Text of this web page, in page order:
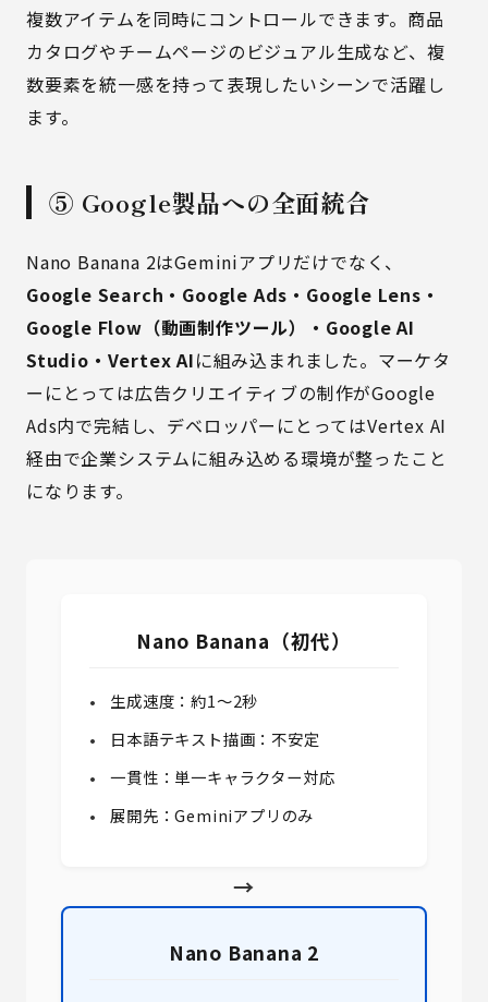
複数アイテムを同時にコントロールできます。商品
カタログやチームページのビジュアル生成など、複
数要素を統一感を持って表現したいシーンで活躍し
ます。
⑤ Google製品への全面統合
Nano Banana 2はGeminiアプリだけでなく、
Google Search・Google Ads・Google Lens・
Google Flow（動画制作ツール）・Google AI
Studio・Vertex AIに組み込まれました。マーケタ
ーにとっては広告クリエイティブの制作がGoogle
Ads内で完結し、デベロッパーにとってはVertex AI
経由で企業システムに組み込める環境が整ったこと
になります。
Nano Banana（初代）
生成速度：約1〜2秒
日本語テキスト描画：不安定
一貫性：単一キャラクター対応
展開先：Geminiアプリのみ
→
Nano Banana 2